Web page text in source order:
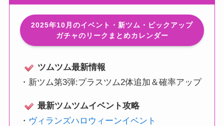
2025年10月のイベント・新ツム・ピックアップ
ガチャのリークまとめカレンダー
ツムツム最新情報
・ 新ツム第3弾:プラスツム2体追加＆確率アップ
最新ツムツムイベント攻略
・ ヴィランズハロウィーンイベント